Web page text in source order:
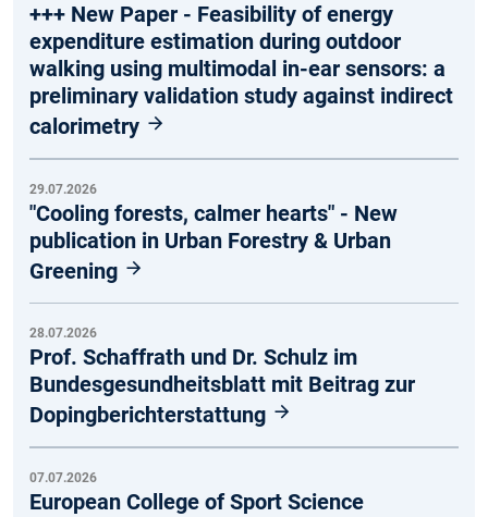
+++ New Paper - Feasibility of energy
expenditure estimation during outdoor
walking using multimodal in-ear sensors: a
preliminary validation study against indirect
calorimetry
29.07.2026
"Cooling forests, calmer hearts" - New
publication in Urban Forestry & Urban
Greening
28.07.2026
Prof. Schaffrath und Dr. Schulz im
Bundesgesundheitsblatt mit Beitrag zur
Dopingberichterstattung
07.07.2026
European College of Sport Science